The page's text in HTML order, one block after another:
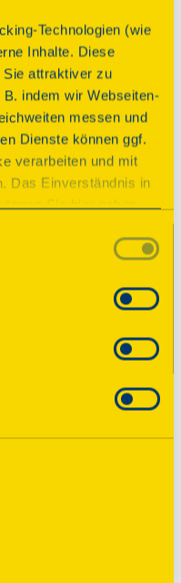
Technologien (wie
Inhalte. Diese
Sie attraktiver zu
indem wir Webseiten-
messen und
Dienste können ggf.
verarbeiten und mit
Das Einverständnis in
Sie hier geben.
Anklicken der
Ihre Einwilligung zur
Zwecken. Die
des
Wenn Sie das
der Webseite
Zur besseren
eine
können vor
potsdam.de
zur